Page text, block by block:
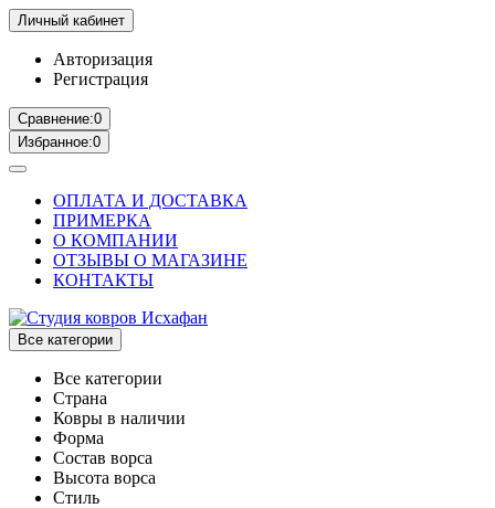
Личный кабинет
Авторизация
Регистрация
Сравнение:0
Избранное:0
ОПЛАТА И ДОСТАВКА
ПРИМЕРКА
О КОМПАНИИ
ОТЗЫВЫ О МАГАЗИНЕ
КОНТАКТЫ
Все категории
Все категории
Страна
Ковры в наличии
Форма
Состав ворса
Высота ворса
Стиль